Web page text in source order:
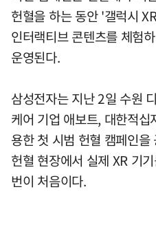
헌혈을 하는 동안 '갤럭시
인터랙티브 콘텐츠를 체험
운영된다.
삼성전자는 지난 2일 수원
케어 기업 애보트, 대한적
용한 첫 시범 헌혈 캠페인
헌혈 현장에서 실제 XR 기
번이 처음이다.